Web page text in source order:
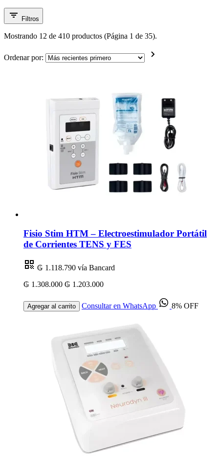
Filtros
Mostrando 12 de 410 productos (Página 1 de 35).
Ordenar por:
Fisio Stim HTM – Electroestimulador Portátil
de Corrientes TENS y FES
₲ 1.118.790 vía Bancard
₲ 1.308.000 ₲ 1.203.000
Agregar al carrito Consultar en WhatsApp 8% OFF